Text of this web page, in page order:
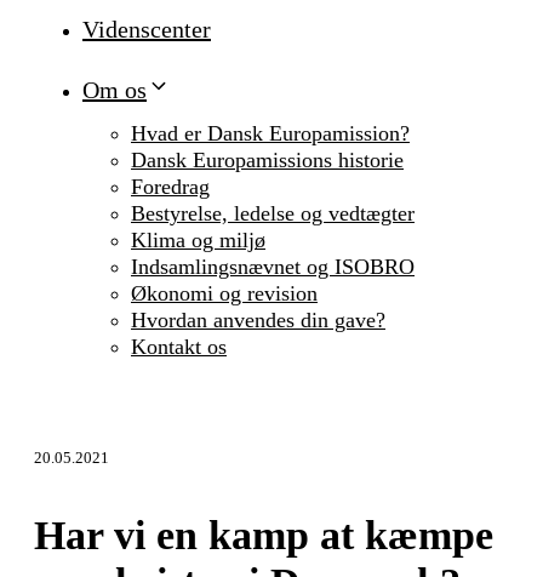
Videnscenter
Om os
Hvad er Dansk Europamission?
Dansk Europamissions historie
Foredrag
Bestyrelse, ledelse og vedtægter
Klima og miljø
Indsamlingsnævnet og ISOBRO
Økonomi og revision
Hvordan anvendes din gave?
Kontakt os
20.05.2021
Har vi en kamp at kæmpe